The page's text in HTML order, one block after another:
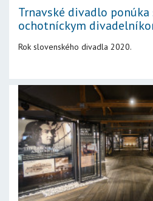
Trnavské divadlo ponúka
ochotníckym
Rok slovenského divadla 2020.